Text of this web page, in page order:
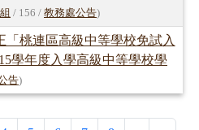
/ 156 / 教務處公告)
「桃連區高級中等學校免試入
學年度入學高級中等學校學
告)